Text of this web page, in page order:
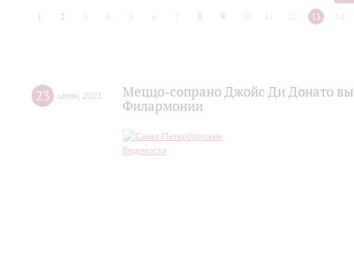
1 2 3 4 5 6 7 8 9 10 12 13 14
23 июня 2021
Меццо-сопрано Джойс Ди Донато
Филармонии